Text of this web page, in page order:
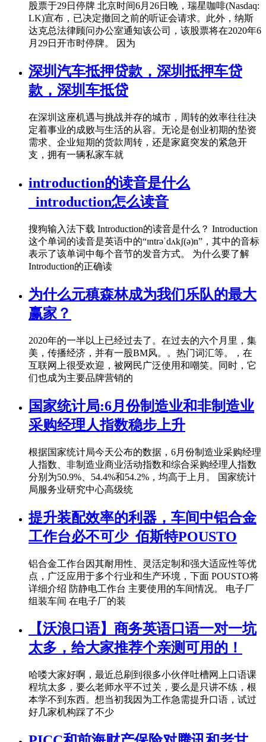
股票于29日停牌 北京时间6月26日晚，瑞星咖啡(Nasdaq:
LK)宣布，已决定撤回之前的听证会请求。此外，纳斯
达克总法律顾问办公室通知该公司，该股票将在2020年6
月29日开市时停牌。 因为
深圳汽车抵押贷款，深圳抵押车贷
款，深圳车抵贷
在深圳这座机遇与挑战并存的城市，周转的效率往往决
定着事业的成败与生活的从容。无论是创业初期的垫资
需求、企业短期的货款周转，还是家庭突发的紧急开
支，拥有一辆私家车就
introduction的读音是什么
_introduction怎么读音
搜狗输入法下载 Introduction的读音是什么？ Introduction
这个单词的读音是英语中的“ɪntrəˈdʌkʃ(ə)n”，其中的音标
表示了该单词中每个音节的发音方式。 为什么要了解
Introduction的正确读
为什么元稹森林成为我们乐队的最大
赢家？
2020年的一半以上已经过去了。在过去的六个月里，集
美，传播经济，并有一股BM风。。热门词汇等。，在
互联网上很受欢迎，被网民广泛使用和嘲笑。同时，它
们也成为主要品牌营销的
国家统计局:6月份制造业和非制造业
采购经理人指数稳步上升
根据国家统计局今天公布的数据，6月份制造业采购经理
人指数、非制造业商业活动指数和综合采购经理人指数
分别为50.9%、54.4%和54.2%，均高于上月。 国家统计
局服务业研究中心高级统
提升装配效率的利器，车间中铝合金
工作台必不可少_佰斯特POUSTO
铝合金工作台因其耐用性、灵活定制和强大适应性等优
点，广泛应用于多个行业和生产环境，下面 POUSTO将
详细介绍 防静电工作台 主要使用的车间情况。 电子厂
组装车间 在电子厂的装
【沃浪口语】商务英语口语一对一坑
太多，给大家推荐个亲测可用的！
哈喽大家好啊，最近总刷到很多小伙伴吐槽网上口语课
程坑太多，要么老师水平不过关，要么是只讲不练，根
本学不到东西。想当初我因为工作急需提升口语，试过
好几家机构踩了不少